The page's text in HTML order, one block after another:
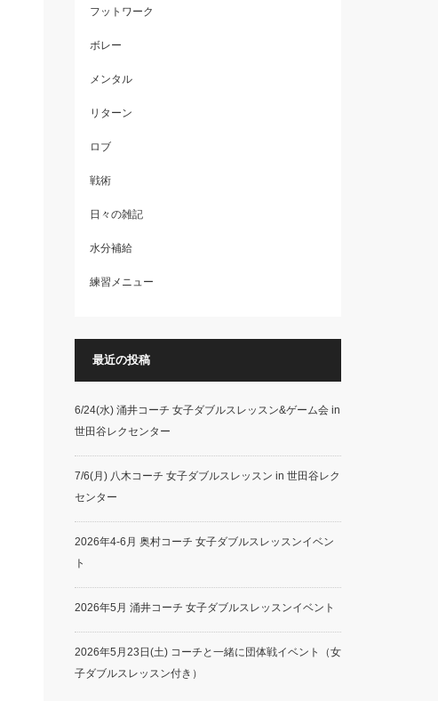
フットワーク
ボレー
メンタル
リターン
ロブ
戦術
日々の雑記
水分補給
練習メニュー
最近の投稿
6/24(水) 涌井コーチ 女子ダブルスレッスン&ゲーム会 in
世田谷レクセンター
7/6(月) 八木コーチ 女子ダブルスレッスン in 世田谷レク
センター
2026年4-6月 奥村コーチ 女子ダブルスレッスンイベン
ト
2026年5月 涌井コーチ 女子ダブルスレッスンイベント
2026年5月23日(土) コーチと一緒に団体戦イベント（女
子ダブルスレッスン付き）